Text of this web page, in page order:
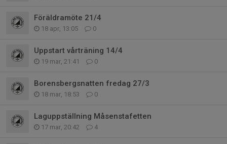
Föräldramöte 21/4
18 apr, 13:05 0
Uppstart vårträning 14/4
19 mar, 21:41 0
Borensbergsnatten fredag 27/3
18 mar, 18:53 0
Laguppställning Måsenstafetten
17 mar, 20:42 4